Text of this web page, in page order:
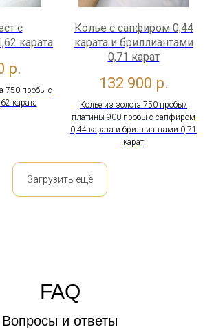
с
карата
р.
750 пробы с
карата
Колье с сапфиром 0,44
карата и бриллиантами
0,71 карат
132 900 р.
Колье из золота 750 пробы/
платины 900 пробы с сапфиром
0,44 карата и бриллиантами 0,71
карат
Загрузить ещё
FAQ
Вопросы и ответы